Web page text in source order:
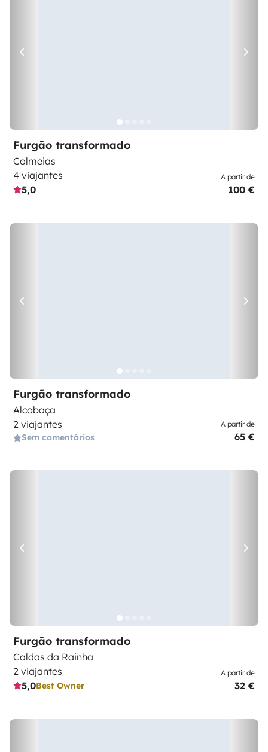
Furgão transformado
Colmeias
4 viajantes
5,0
A partir de
100 €
Furgão transformado
Alcobaça
2 viajantes
Sem comentários
A partir de
65 €
Furgão transformado
Caldas da Rainha
2 viajantes
5,0Best Owner
A partir de
32 €